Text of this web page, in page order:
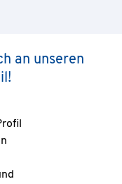
an unseren